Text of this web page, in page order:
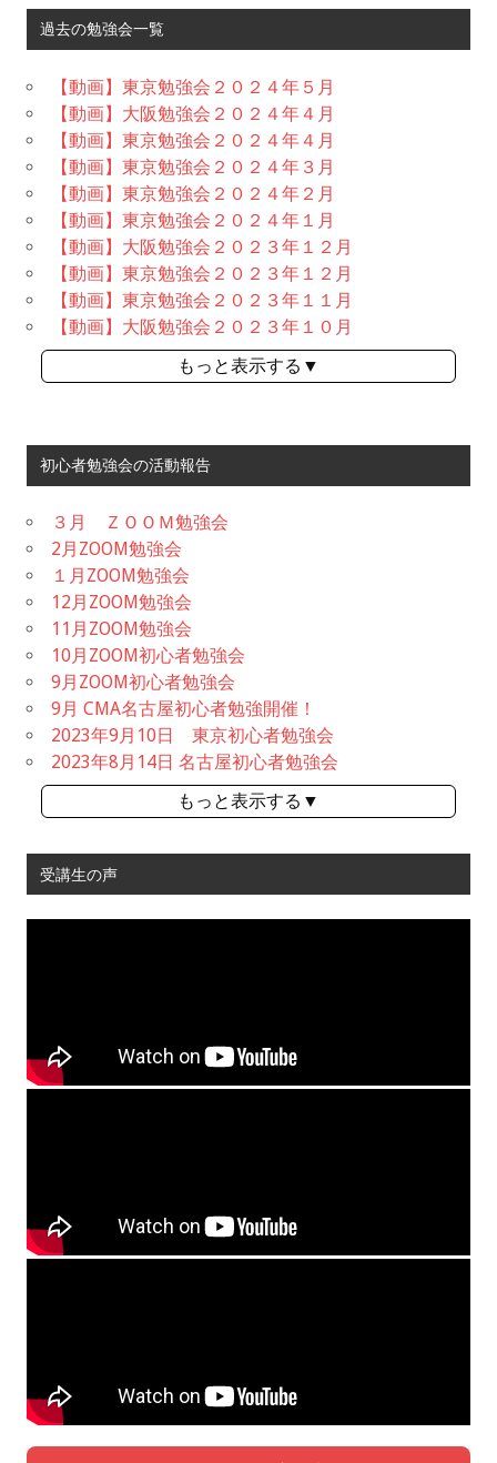
過去の勉強会一覧
【動画】東京勉強会２０２４年５月
【動画】大阪勉強会２０２４年４月
【動画】東京勉強会２０２４年４月
【動画】東京勉強会２０２４年３月
【動画】東京勉強会２０２４年２月
【動画】東京勉強会２０２４年１月
【動画】大阪勉強会２０２３年１２月
【動画】東京勉強会２０２３年１２月
【動画】東京勉強会２０２３年１１月
【動画】大阪勉強会２０２３年１０月
もっと表示する▼
初心者勉強会の活動報告
３月 ＺＯＯＭ勉強会
2月ZOOM勉強会
１月ZOOM勉強会
12月ZOOM勉強会
11月ZOOM勉強会
10月ZOOM初心者勉強会
9月ZOOM初心者勉強会
9月 CMA名古屋初心者勉強開催！
2023年9月10日 東京初心者勉強会
2023年8月14日 名古屋初心者勉強会
もっと表示する▼
受講生の声